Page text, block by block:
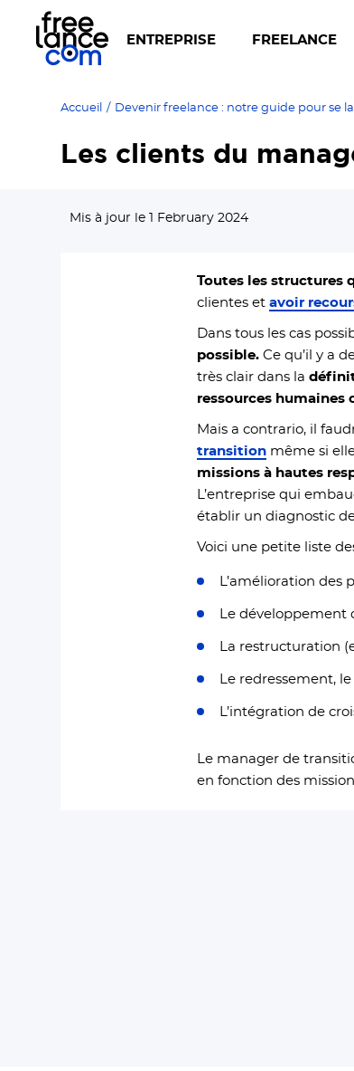
ENTREPRISE FREELANCE
Accueil / Devenir freelance : notre guide pour se
Les clients du
Mis à jour le 1 February 2024
Toutes les structures
clientes etavoir
Dans tous les cas
possible. Ce qu’il y a
très clair dans la
ressources humaines
Mais a contrario, il
transition même si
missions à hautes
L’entreprise qui
établir un diagnostic
Voici une petite liste
L’amélioration des
Le développement
La restructuration
Le redressement,
L’intégration de
Le manager de
en fonction des